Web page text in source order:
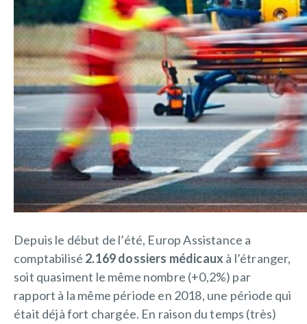
Depuis le début de l’été, Europ Assistance a
comptabilisé 2.169 dossiers médicaux à l’étranger,
soit quasiment le même nombre (+0,2%) par
rapport à la même période en 2018, une période qui
était déjà fort chargée. En raison du temps (très)